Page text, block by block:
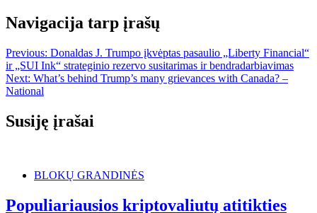
Navigacija tarp įrašų
Previous: Donaldas J. Trumpo įkvėptas pasaulio „Liberty Financial“
ir „SUI Ink“ strateginio rezervo susitarimas ir bendradarbiavimas
Next: What’s behind Trump’s many grievances with Canada? –
National
Susiję įrašai
BLOKŲ GRANDINĖS
Populiariausios kriptovaliutų atitikties